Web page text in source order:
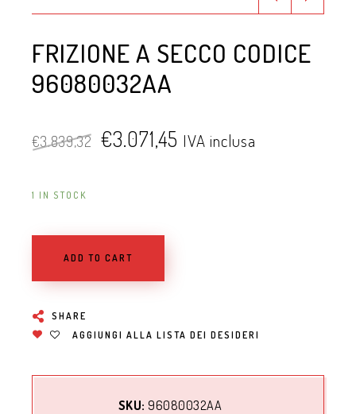
FRIZIONE A SECCO CODICE
96080032AA
€3.839,32 €3.071,45 IVA inclusa
1 IN STOCK
ADD TO CART
SHARE
AGGIUNGI ALLA LISTA DEI DESIDERI
SKU:96080032AA